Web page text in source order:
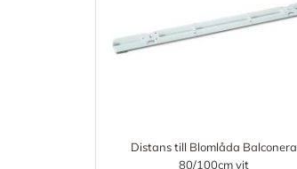
Distans till Blomlåda Balconera
80/100cm vit